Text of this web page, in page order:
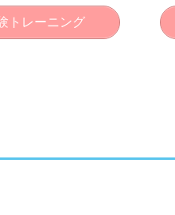
トレーニング